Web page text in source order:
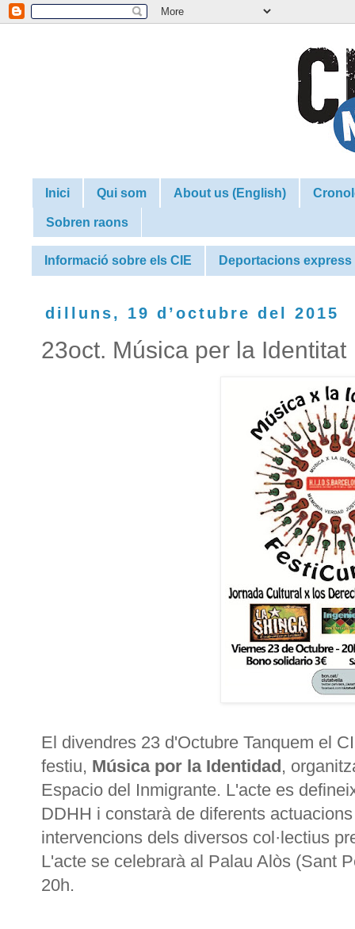
Inici Qui som About us (English)
Sobren raons
Informació sobre els CIE Deportacions express
dilluns, 19 d’octubre del 2015
23oct. Música per la Identitat
El divendres 23 d'Octubre Tanquem el
festiu, Música por la Identidad,
Espacio del Inmigrante. L'acte es
DDHH i constarà de diferents
intervencions dels diversos col·lectius
L'acte se celebrarà al Palau Alòs (Sant
20h.